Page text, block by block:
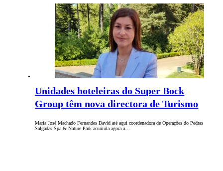
Unidades hoteleiras do Super Bock
Group têm nova directora de Turismo
Maria José Machado Fernandes David até aqui coordenadora de Operações do Pedras
Salgadas Spa & Nature Park acumula agora a…